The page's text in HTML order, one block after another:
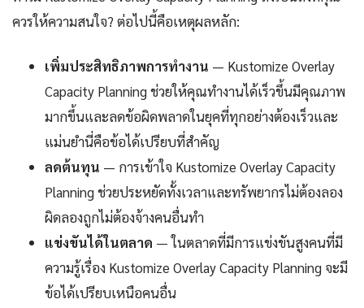
ควรให้ความสนใจ? ต่อไปนี้คือเหตุผลหลัก:
เพิ่มประสิทธิภาพการทำงาน — Kustomize Overlay
Capacity Planning ช่วยให้คุณทำงานได้เร็วขึ้นมีคุณภาพ
มากขึ้นและลดข้อผิดพลาดในยุคที่ทุกอย่างต้องเร็วและ
แม่นยำนี่คือข้อได้เปรียบที่สำคัญ
ลดต้นทุน — การเข้าใจ Kustomize Overlay Capacity
Planning ช่วยประหยัดทั้งเวลาและทรัพยากรไม่ต้องลอง
ผิดลองถูกไม่ต้องจ้างคนอื่นทำ
แข่งขันได้ในตลาด — ในตลาดที่มีการแข่งขันสูงคนที่มี
ความรู้เรื่อง Kustomize Overlay Capacity Planning จะมี
ข้อได้เปรียบเหนือคนอื่น